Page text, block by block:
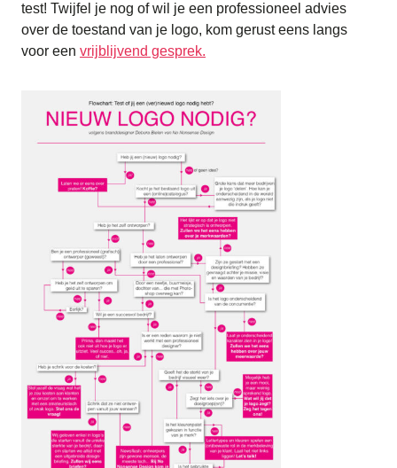
test! Twijfel je nog of wil je een professioneel advies
over de toestand van je logo, kom gerust eens langs
voor een vrijblijvend gesprek.